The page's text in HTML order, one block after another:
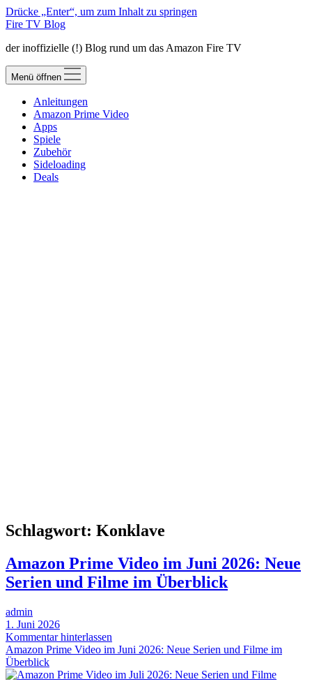
Drücke „Enter“, um zum Inhalt zu springen
Fire TV Blog
der inoffizielle (!) Blog rund um das Amazon Fire TV
Menü öffnen
Anleitungen
Amazon Prime Video
Apps
Spiele
Zubehör
Sideloading
Deals
Schlagwort: Konklave
Amazon Prime Video im Juni 2026: Neue
Serien und Filme im Überblick
admin
1. Juni 2026
Kommentar hinterlassen
Amazon Prime Video im Juni 2026: Neue Serien und Filme im
Überblick